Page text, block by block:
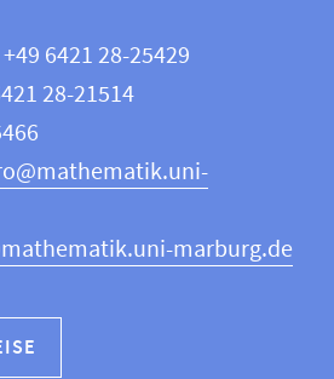
6421 28-25429
28-21514
marburg.de